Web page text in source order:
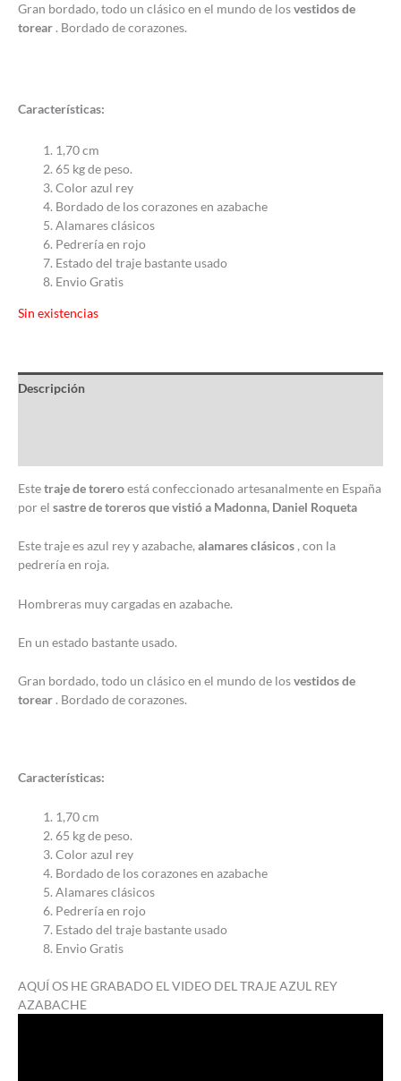
Gran bordado, todo un clásico en el mundo de losvestidos de
torear . Bordado de corazones.
Características:
1,70 cm
65 kg de peso.
Color azul rey
Bordado de los corazones en azabache
Alamares clásicos
Pedrería en rojo
Estado del traje bastante usado
Envio Gratis
Sin existencias
Descripción
Estetraje de toreroestá confeccionado artesanalmente en España
por el sastre de toreros que vistió a Madonna, Daniel Roqueta
Este traje es azul rey y azabache, alamares clásicos , con la
pedrería en roja.
Hombreras muy cargadas en azabache.
En un estado bastante usado.
Gran bordado, todo un clásico en el mundo de losvestidos de
torear. Bordado de corazones.
Características:
1,70 cm
65 kg de peso.
Color azul rey
Bordado de los corazones en azabache
Alamares clásicos
Pedrería en rojo
Estado del traje bastante usado
Envio Gratis
AQUÍ OS HE GRABADO EL VIDEO DEL TRAJE AZUL REY
AZABACHE